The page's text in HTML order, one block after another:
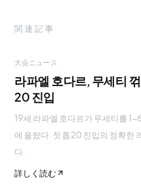
関連記事
大会ニュース
라파엘 호다르, 무세티
20 진입
19세 라파엘 호다르가 무세티를
에 올랐다. 첫 톱20 진입의 정확한
다.
詳しく読む